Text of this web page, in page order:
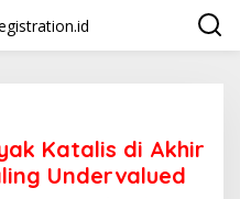
Katalis di Akhir
Undervalued